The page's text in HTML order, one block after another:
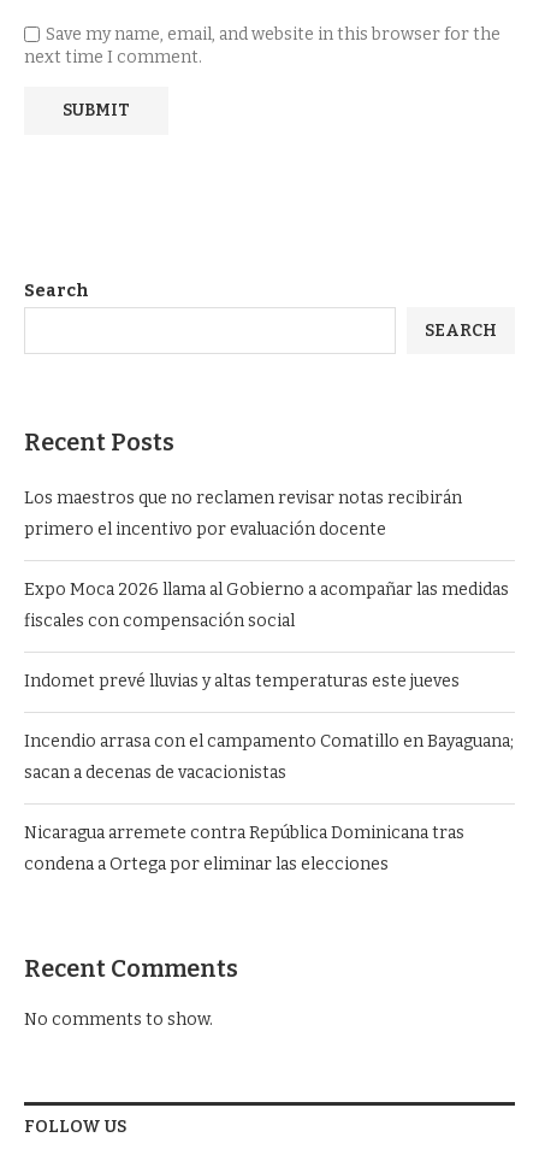
Save my name, email, and website in this browser for the
next time I comment.
Search
SEARCH
Recent Posts
Los maestros que no reclamen revisar notas recibirán
primero el incentivo por evaluación docente
Expo Moca 2026 llama al Gobierno a acompañar las medidas
fiscales con compensación social
Indomet prevé lluvias y altas temperaturas este jueves
Incendio arrasa con el campamento Comatillo en Bayaguana;
sacan a decenas de vacacionistas
Nicaragua arremete contra República Dominicana tras
condena a Ortega por eliminar las elecciones
Recent Comments
No comments to show.
FOLLOW US